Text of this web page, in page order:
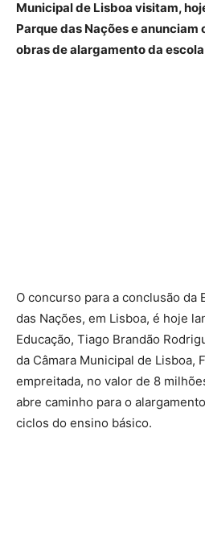
Municipal de Lisboa visitam,
Parque das Nações e
obras de alargamento da escola
O concurso para a conclusão da
das Nações, em Lisboa, é hoje
Educação, Tiago Brandão
da Câmara Municipal de Lisboa,
empreitada, no valor de 8
abre caminho para o
ciclos do ensino básico.